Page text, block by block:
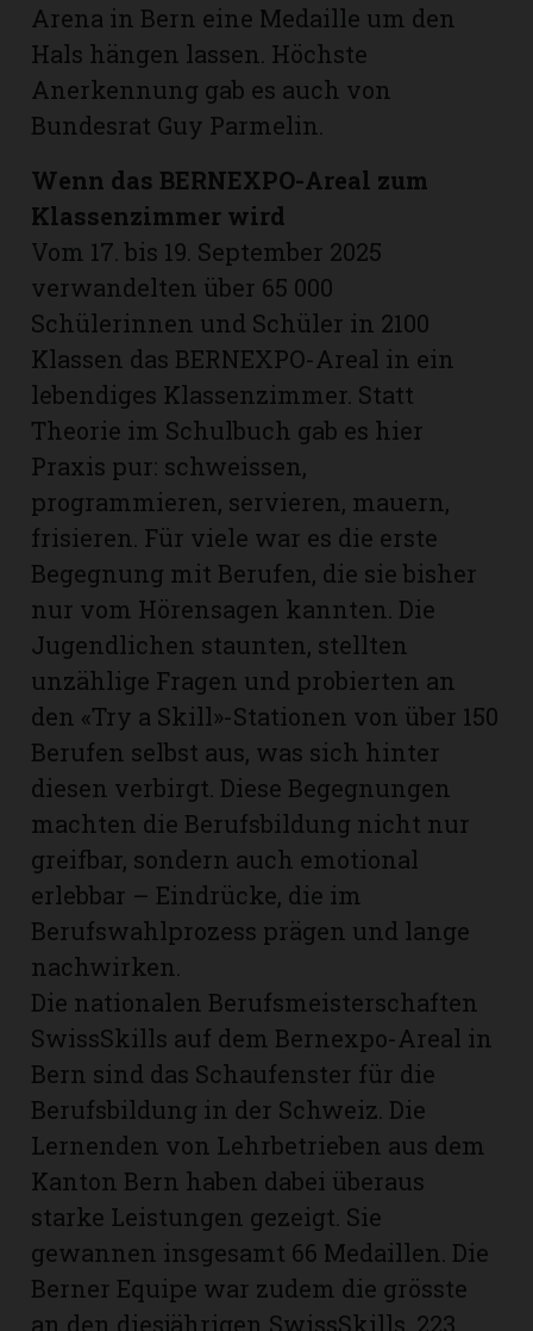
Arena in Bern eine Medaille um den
Hals hängen lassen. Höchste
Anerkennung gab es auch von
Bundesrat Guy Parmelin.
Wenn das BERNEXPO-Areal zum
Klassenzimmer wird
Vom 17. bis 19. September 2025
verwandelten über 65 000
Schülerinnen und Schüler in 2100
Klassen das BERNEXPO-Areal in ein
lebendiges Klassenzimmer. Statt
Theorie im Schulbuch gab es hier
Praxis pur: schweissen,
programmieren, servieren, mauern,
frisieren. Für viele war es die erste
Begegnung mit Berufen, die sie bisher
nur vom Hörensagen kannten. Die
Jugendlichen staunten, stellten
unzählige Fragen und probierten an
den «Try a Skill»-Stationen von über 150
Berufen selbst aus, was sich hinter
diesen verbirgt. Diese Begegnungen
machten die Berufsbildung nicht nur
greifbar, sondern auch emotional
erlebbar – Eindrücke, die im
Berufswahlprozess prägen und lange
nachwirken.
Die nationalen Berufsmeisterschaften
SwissSkills auf dem Bernexpo-Areal in
Bern sind das Schaufenster für die
Berufsbildung in der Schweiz. Die
Lernenden von Lehrbetrieben aus dem
Kanton Bern haben dabei überaus
starke Leistungen gezeigt. Sie
gewannen insgesamt 66 Medaillen. Die
Berner Equipe war zudem die grösste
an den diesjährigen SwissSkills. 223